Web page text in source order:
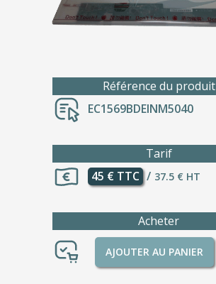
Référence du produit
EC1569BDEINM5040
Tarif
45 € TTC / 37.5 € HT
Acheter
AJOUTER AU PANIER